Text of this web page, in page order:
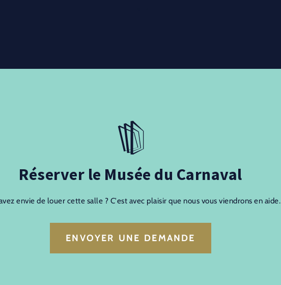
Réserver le Musée du Carnaval
envie de louer cette salle ? C'est avec plaisir que nous vous viendrons en aide.
ENVOYER UNE DEMANDE